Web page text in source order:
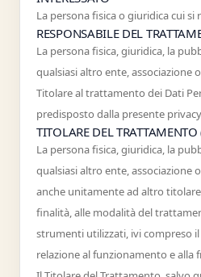
La persona fisica o giuridica cui si
RESPONSABILE DEL
La persona fisica, giuridica, la
qualsiasi altro ente, associazione
Titolare al trattamento dei Dati
predisposto dalla presente
TITOLARE DEL
La persona fisica, giuridica, la
qualsiasi altro ente, associazione
anche unitamente ad altro
finalità, alle modalità del
strumenti utilizzati, ivi compreso
relazione al funzionamento e alla